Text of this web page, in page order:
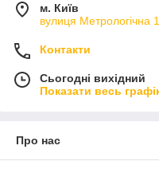
м. Київ
вулиця Метрологічна
Контакти
Сьогодні вихідний
Показати весь
Про нас